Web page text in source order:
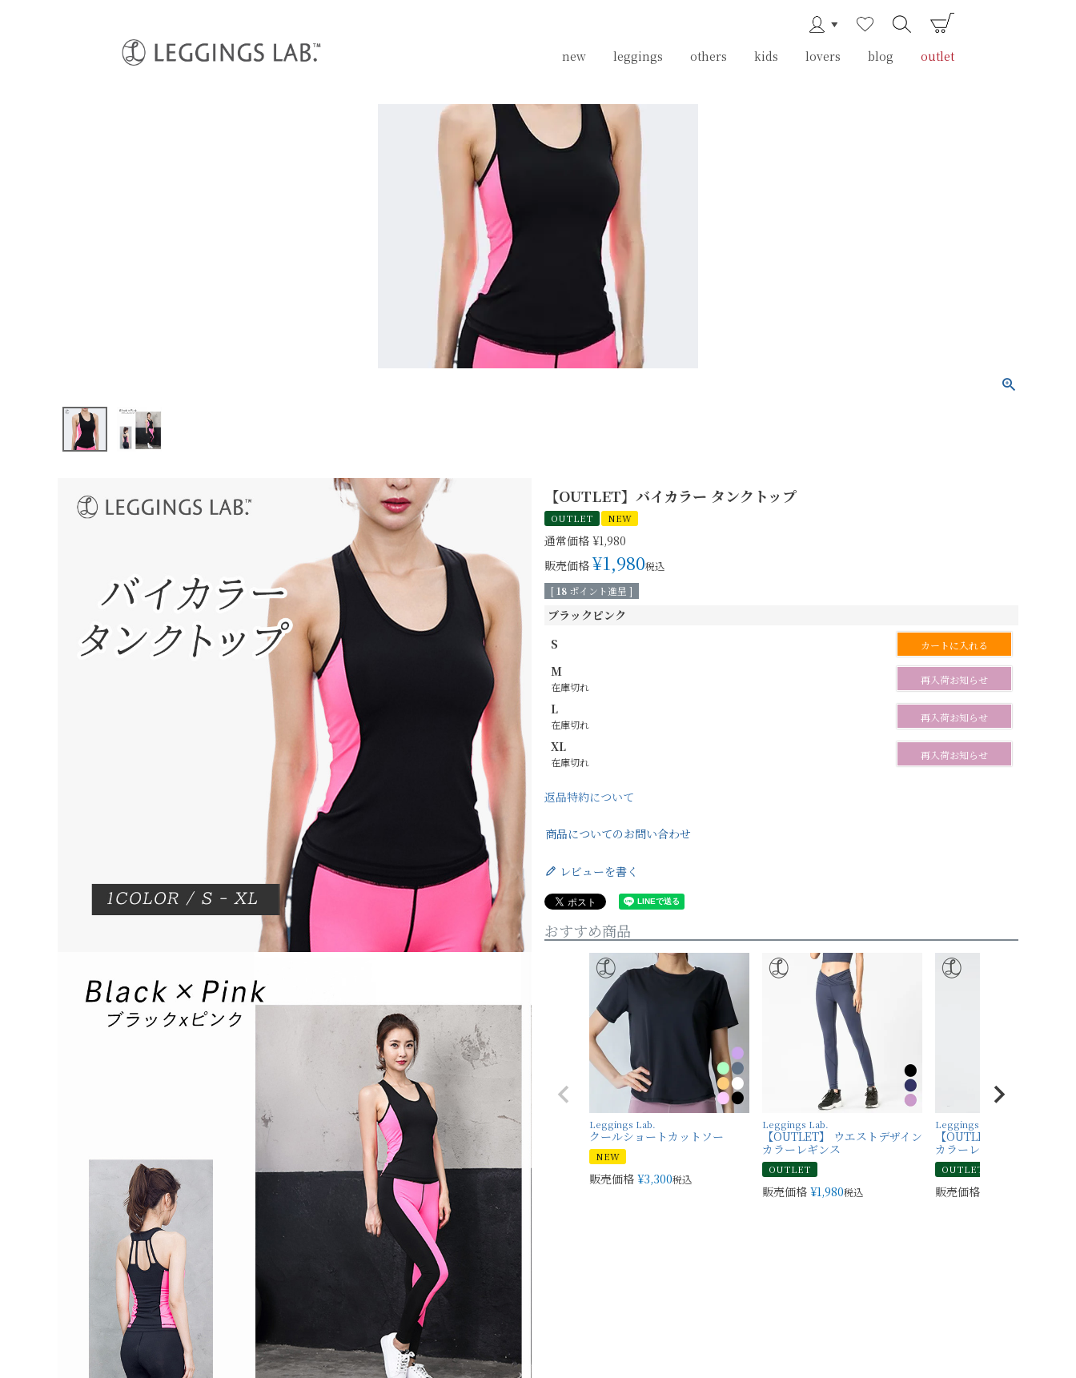
new leggings others kids lovers blog outlet
new leggings others kids lovers blog outlet
【OUTLET】バイカラー タンクトップ
OUTLET NEW
通常価格 ¥1,980
販売価格 ¥1,980税込
[18 ポイント進呈 ]
ブラックピンク
S
カートに入れる
M
在庫切れ
再入荷お知らせ
L
在庫切れ
再入荷お知らせ
XL
在庫切れ
再入荷お知らせ
返品特約について
商品についてのお問い合わせ
レビューを書く
おすすめ商品
Leggings Lab.
クールショートカットソー
NEW
販売価格 ¥3,300税込
Leggings Lab.
【OUTLET】 ウエストデザイン
カラーレギンス
OUTLET
販売価格 ¥1,980税込
Leggings Lab.
【OUTLET】 バックデザイ
カラーレギンス
OUTLET
販売価格